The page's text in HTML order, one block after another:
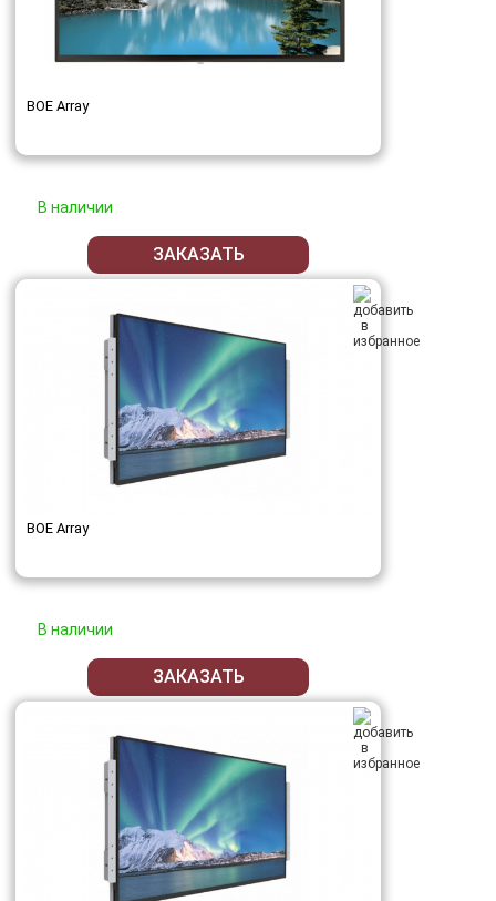
BOE Array
В наличии
ЗАКАЗАТЬ
BOE Array
В наличии
ЗАКАЗАТЬ